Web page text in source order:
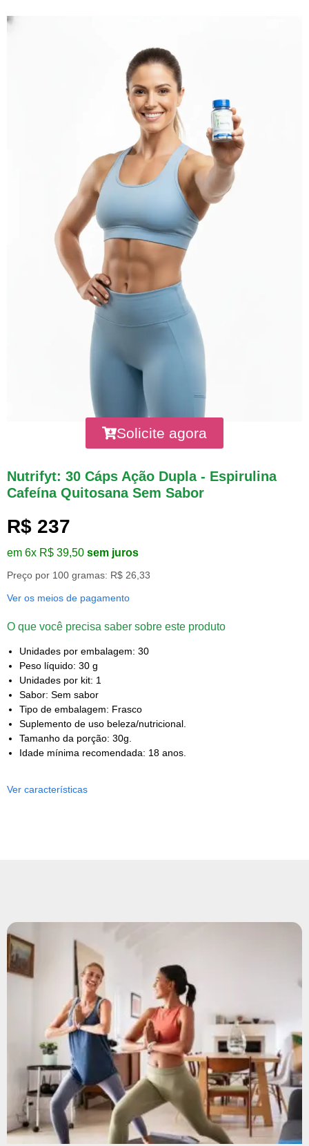
Solicite agora
Nutrifyt: 30 Cáps Ação Dupla - Espirulina
Cafeína Quitosana Sem Sabor
R$ 237
em 6x R$ 39,50 sem juros
Preço por 100 gramas: R$ 26,33
Ver os meios de pagamento
O que você precisa saber sobre este produto
Unidades por embalagem: 30
Peso líquido: 30 g
Unidades por kit: 1
Sabor: Sem sabor
Tipo de embalagem: Frasco
Suplemento de uso beleza/nutricional.
Tamanho da porção: 30g.
Idade mínima recomendada: 18 anos.
Ver características